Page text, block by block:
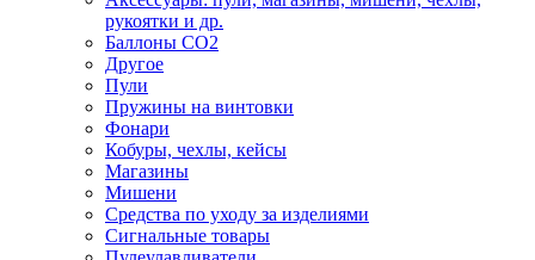
рукоятки и др.
Баллоны CO2
Другое
Пули
Пружины на винтовки
Фонари
Кобуры, чехлы, кейсы
Магазины
Мишени
Средства по уходу за изделиями
Сигнальные товары